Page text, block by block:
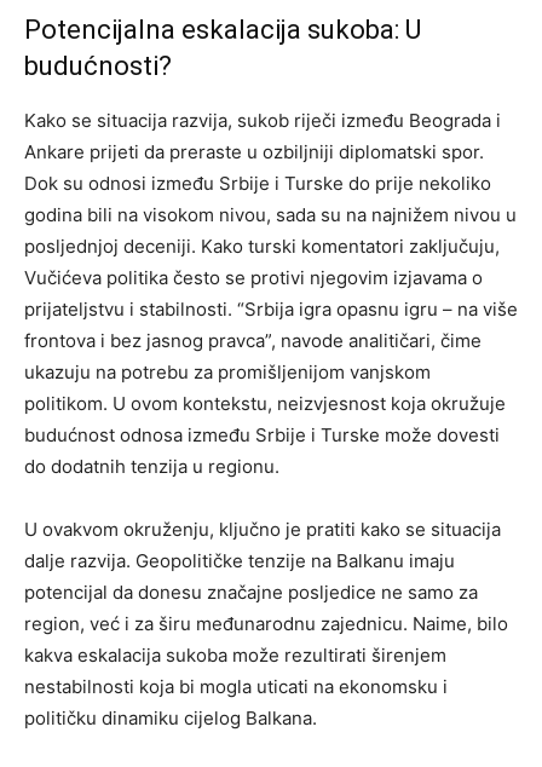
Potencijalna eskalacija sukoba: U
budućnosti?
Kako se situacija razvija, sukob riječi između Beograda i
Ankare prijeti da preraste u ozbiljniji diplomatski spor.
Dok su odnosi između Srbije i Turske do prije nekoliko
godina bili na visokom nivou, sada su na najnižem nivou u
posljednjoj deceniji. Kako turski komentatori zaključuju,
Vučićeva politika često se protivi njegovim izjavama o
prijateljstvu i stabilnosti. “Srbija igra opasnu igru – na više
frontova i bez jasnog pravca”, navode analitičari, čime
ukazuju na potrebu za promišljenijom vanjskom
politikom. U ovom kontekstu, neizvjesnost koja okružuje
budućnost odnosa između Srbije i Turske može dovesti
do dodatnih tenzija u regionu.
U ovakvom okruženju, ključno je pratiti kako se situacija
dalje razvija. Geopolitičke tenzije na Balkanu imaju
potencijal da donesu značajne posljedice ne samo za
region, već i za širu međunarodnu zajednicu. Naime, bilo
kakva eskalacija sukoba može rezultirati širenjem
nestabilnosti koja bi mogla uticati na ekonomsku i
političku dinamiku cijelog Balkana.